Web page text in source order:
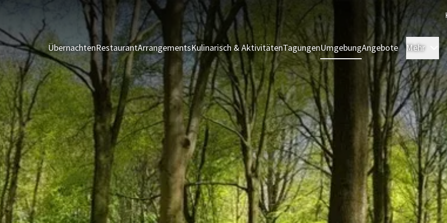
ÜbernachtenRestaurantArrangementsKulinarisch & AktivitätenTagungenUmgebungAngebote Mehr